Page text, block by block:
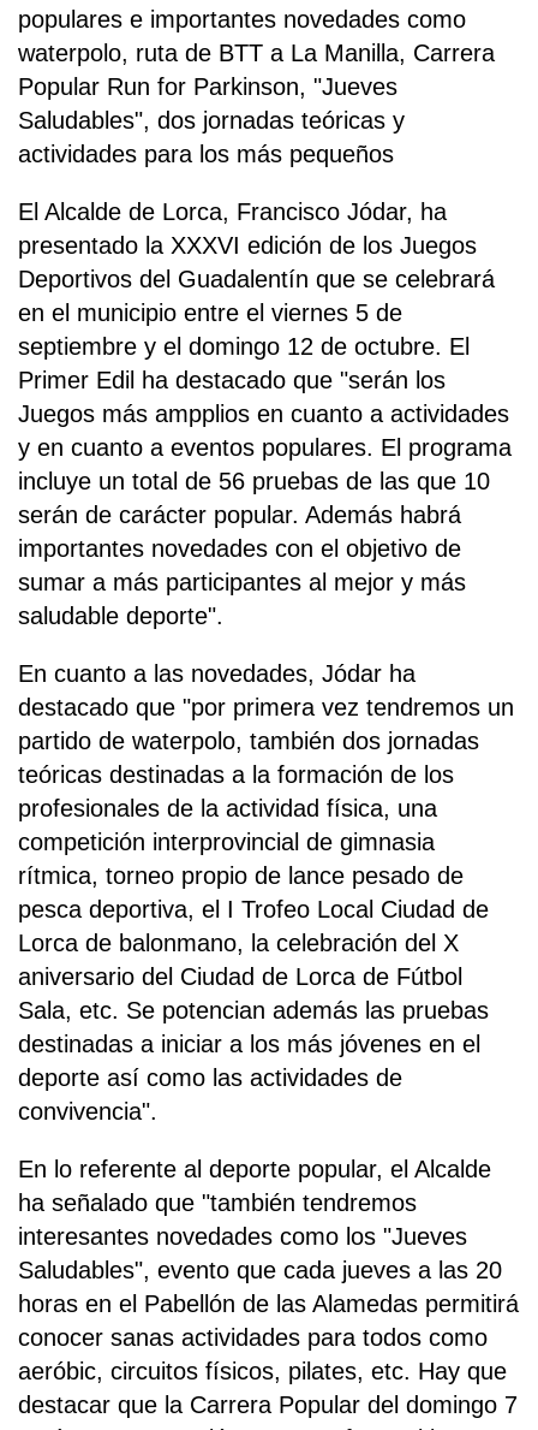
populares e importantes novedades como
waterpolo, ruta de BTT a La Manilla, Carrera
Popular Run for Parkinson, "Jueves
Saludables", dos jornadas teóricas y
actividades para los más pequeños
El Alcalde de Lorca, Francisco Jódar, ha
presentado la XXXVI edición de los Juegos
Deportivos del Guadalentín que se celebrará
en el municipio entre el viernes 5 de
septiembre y el domingo 12 de octubre. El
Primer Edil ha destacado que "serán los
Juegos más ampplios en cuanto a actividades
y en cuanto a eventos populares. El programa
incluye un total de 56 pruebas de las que 10
serán de carácter popular. Además habrá
importantes novedades con el objetivo de
sumar a más participantes al mejor y más
saludable deporte".
En cuanto a las novedades, Jódar ha
destacado que "por primera vez tendremos un
partido de waterpolo, también dos jornadas
teóricas destinadas a la formación de los
profesionales de la actividad física, una
competición interprovincial de gimnasia
rítmica, torneo propio de lance pesado de
pesca deportiva, el I Trofeo Local Ciudad de
Lorca de balonmano, la celebración del X
aniversario del Ciudad de Lorca de Fútbol
Sala, etc. Se potencian además las pruebas
destinadas a iniciar a los más jóvenes en el
deporte así como las actividades de
convivencia".
En lo referente al deporte popular, el Alcalde
ha señalado que "también tendremos
interesantes novedades como los "Jueves
Saludables", evento que cada jueves a las 20
horas en el Pabellón de las Alamedas permitirá
conocer sanas actividades para todos como
aeróbic, circuitos físicos, pilates, etc. Hay que
destacar que la Carrera Popular del domingo 7